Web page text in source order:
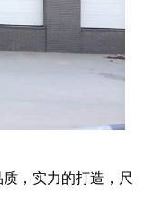
质，实力的打造，尺